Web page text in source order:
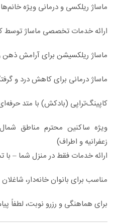
ماساژ ریلکسی و درمانی ویژه
ارائه خدمات تخصصی ماساژ توسط
ماساژ ریلکسیشن برای آرامش
ماساژ درمانی برای کاهش درد و
کاپینگ‌تراپی (بادکش) با متد
ویژه ساکنین محترم مناطق
زعفرانیه و اطراف)
ارائه خدمات فقط در منزل شما – با
مناسب برای بانوان خانه‌دار،
برای هماهنگی و رزرو نوبت، لطفاً